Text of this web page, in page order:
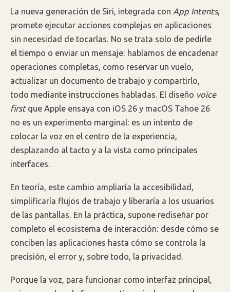
La nueva generación de Siri, integrada con App Intents,
promete ejecutar acciones complejas en aplicaciones
sin necesidad de tocarlas. No se trata solo de pedirle
el tiempo o enviar un mensaje: hablamos de encadenar
operaciones completas, como reservar un vuelo,
actualizar un documento de trabajo y compartirlo,
todo mediante instrucciones habladas. El diseño voice
firstque Apple ensaya con iOS 26 y macOS Tahoe 26
no es un experimento marginal: es un intento de
colocar la voz en el centro de la experiencia,
desplazando al tacto y a la vista como principales
interfaces.
En teoría, este cambio ampliaría la accesibilidad,
simplificaría flujos de trabajo y liberaría a los usuarios
de las pantallas. En la práctica, supone rediseñar por
completo el ecosistema de interacción: desde cómo se
conciben las aplicaciones hasta cómo se controla la
precisión, el error y, sobre todo, la privacidad.
Porque la voz, para funcionar como interfaz principal,